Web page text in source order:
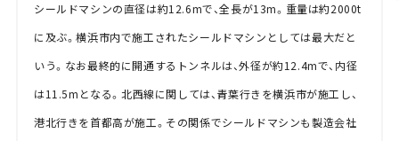
シールドマシンの直径は約12.6mで、全長が13m。重量は約2000t
に及ぶ。横浜市内で施工されたシールドマシンとしては最大だと
いう。なお最終的に開通するトンネルは、外径が約12.4mで、内径
は11.5mとなる。北西線に関しては、青葉行きを横浜市が施工し、
港北行きを首都高が施工。その関係でシールドマシンも製造会社